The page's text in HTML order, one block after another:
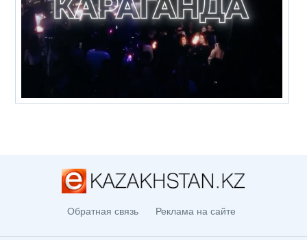
Обратная связь Реклама на сайте